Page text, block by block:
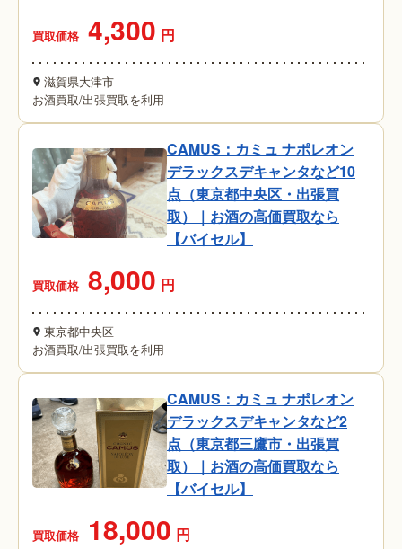
買取価格 4,300 円
滋賀県大津市
お酒買取/出張買取を利用
CAMUS：カミュ ナポレオン
デラックスデキャンタなど10
点（東京都中央区・出張買
取）｜お酒の高価買取なら
【バイセル】
買取価格 8,000 円
東京都中央区
お酒買取/出張買取を利用
CAMUS：カミュ ナポレオン
デラックスデキャンタなど2
点（東京都三鷹市・出張買
取）｜お酒の高価買取なら
【バイセル】
買取価格 18,000 円